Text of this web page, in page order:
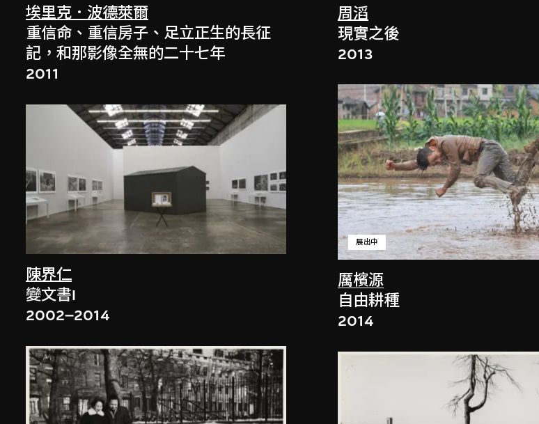
埃里克．波德萊爾
重信命、重信房子、足立正生的長征
記，和那影像全無的二十七年
2011
陳界仁
變文書I
2002–2014
周滔
現實之後
2013
厲檳源
展出中
自由耕種
2014